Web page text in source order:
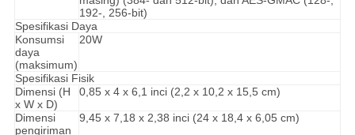
192-, 256-bit)
Spesifikasi Daya
Konsumsi
daya
(maksimum)
20W
Spesifikasi Fisik
Dimensi (H
x W x D)
0,85 x 4 x 6,1 inci (2,2 x 10,2 x 15,5 cm)
Dimensi
pengiriman
9,45 x 7,18 x 2,38 inci (24 x 18,4 x 6,05 cm)